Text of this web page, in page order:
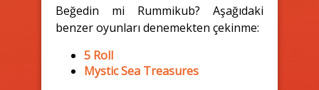
Beğedin mi Rummikub? Aşağıdaki
benzer oyunları denemekten çekinme:
5 Roll
Mystic Sea Treasures